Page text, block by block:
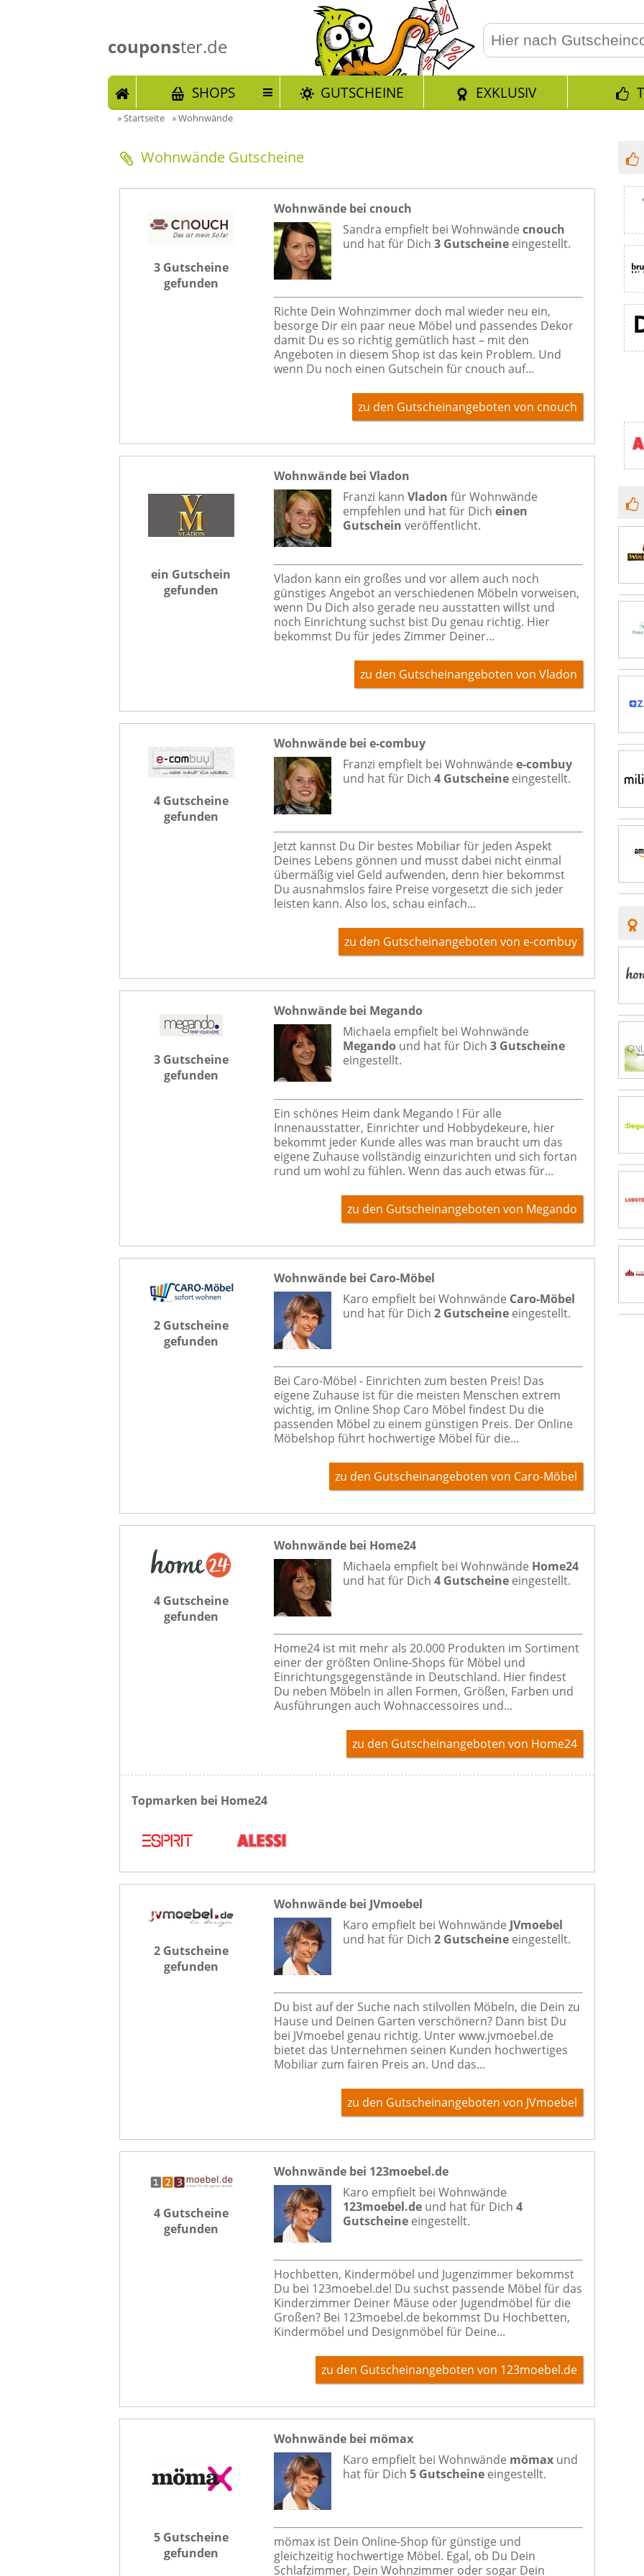
couponster.de
START SHOPS GUTSCHEINE EXKLUSIV
»Startseite »Wohnwände
Wohnwände Gutscheine
3 Gutscheine
gefunden
Wohnwände bei cnouch
Sandra empfielt bei Wohnwände cnouch
und hat für Dich 3 Gutscheineeingestellt.
Richte Dein Wohnzimmer doch mal wieder neu ein,
besorge Dir ein paar neue Möbel und passendes Dekor
damit Du es so richtig gemütlich hast – mit den
Angeboten in diesem Shop ist das kein Problem. Und
wenn Du noch einen Gutschein für cnouch auf...
zu den Gutscheinangeboten von cnouch
ein Gutschein
gefunden
Wohnwände bei Vladon
Franzi kann Vladon fürWohnwände
empfehlen und hat für Dich einen
Gutschein veröffentlicht.
Vladon kann ein großes und vor allem auch noch
günstiges Angebot an verschiedenen Möbeln vorweisen,
wenn Du Dich also gerade neu ausstatten willst und
noch Einrichtung suchst bist Du genau richtig. Hier
bekommst Du für jedes Zimmer Deiner...
zu den Gutscheinangeboten von Vladon
4 Gutscheine
gefunden
Wohnwände bei e-combuy
Franzi empfielt bei Wohnwände e-combuy
und hat für Dich 4 Gutscheineeingestellt.
Jetzt kannst Du Dir bestes Mobiliar für jeden Aspekt
Deines Lebens gönnen und musst dabei nicht einmal
übermäßig viel Geld aufwenden, denn hier bekommst
Du ausnahmslos faire Preise vorgesetzt die sich jeder
leisten kann. Also los, schau einfach...
zu den Gutscheinangeboten von e-combuy
3 Gutscheine
gefunden
Wohnwände bei Megando
Michaela empfielt bei Wohnwände
Megandound hat für Dich 3 Gutscheine
eingestellt.
Ein schönes Heim dank Megando ! Für alle
Innenausstatter, Einrichter und Hobbydekeure, hier
bekommt jeder Kunde alles was man braucht um das
eigene Zuhause vollständig einzurichten und sich fortan
rund um wohl zu fühlen. Wenn das auch etwas für...
zu den Gutscheinangeboten von Megando
2 Gutscheine
gefunden
Wohnwände bei Caro-Möbel
Karo empfielt bei Wohnwände Caro-Möbel
und hat für Dich 2 Gutscheineeingestellt.
Bei Caro-Möbel - Einrichten zum besten Preis! Das
eigene Zuhause ist für die meisten Menschen extrem
wichtig, im Online Shop Caro Möbel findest Du die
passenden Möbel zu einem günstigen Preis. Der Online
Möbelshop führt hochwertige Möbel für die...
zu den Gutscheinangeboten von Caro-Möbel
4 Gutscheine
gefunden
Wohnwände bei Home24
Michaela empfielt bei Wohnwände Home24
und hat für Dich 4 Gutscheineeingestellt.
Home24 ist mit mehr als 20.000 Produkten im Sortiment
einer der größten Online-Shops für Möbel und
Einrichtungsgegenstände in Deutschland. Hier findest
Du neben Möbeln in allen Formen, Größen, Farben und
Ausführungen auch Wohnaccessoires und...
zu den Gutscheinangeboten von Home24
Topmarken bei Home24
2 Gutscheine
gefunden
Wohnwände bei JVmoebel
Karo empfielt bei Wohnwände JVmoebel
und hat für Dich 2 Gutscheineeingestellt.
Du bist auf der Suche nach stilvollen Möbeln, die Dein zu
Hause und Deinen Garten verschönern? Dann bist Du
bei JVmoebel genau richtig. Unter www.jvmoebel.de
bietet das Unternehmen seinen Kunden hochwertiges
Mobiliar zum fairen Preis an. Und das...
zu den Gutscheinangeboten von JVmoebel
4 Gutscheine
gefunden
Wohnwände bei 123moebel.de
Karo empfielt bei Wohnwände
123moebel.deund hat für Dich 4
Gutscheineeingestellt.
Hochbetten, Kindermöbel und Jugenzimmer bekommst
Du bei 123moebel.de! Du suchst passende Möbel für das
Kinderzimmer Deiner Mäuse oder Jugendmöbel für die
Großen? Bei 123moebel.de bekommst Du Hochbetten,
Kindermöbel und Designmöbel für Deine...
zu den Gutscheinangeboten von 123moebel.de
5 Gutscheine
gefunden
Wohnwände bei mömax
Karo empfielt bei Wohnwände mömaxund
hat für Dich 5 Gutscheineeingestellt.
mömax ist Dein Online-Shop für günstige und
gleichzeitig hochwertige Möbel. Egal, ob Du Dein
Schlafzimmer, Dein Wohnzimmer oder sogar Dein